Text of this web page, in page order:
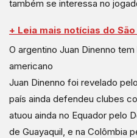
também se interessa no
+ Leia mais notícias do São
O argentino Juan Dinenno
americano
Juan Dinenno foi revelado
país ainda defendeu clubes
atuou ainda no Equador pelo
de Guayaquil, e na Colômbia